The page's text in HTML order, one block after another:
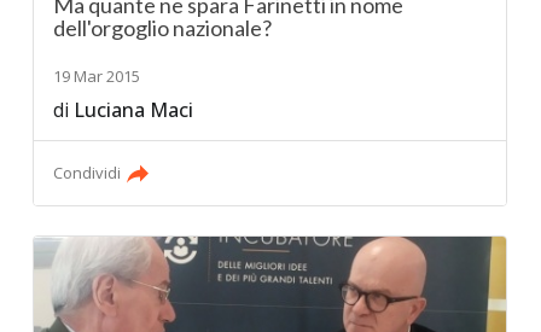
dell'orgoglio nazionale?
19 Mar 2015
di Luciana Maci
Condividi